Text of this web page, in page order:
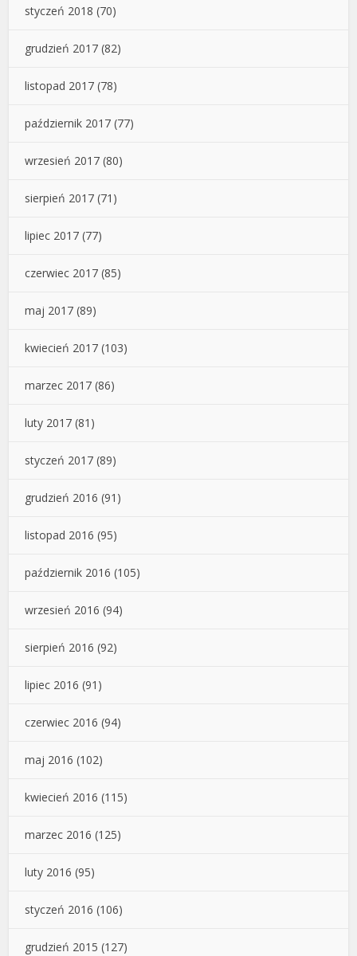
styczeń 2018 (70)
grudzień 2017 (82)
listopad 2017 (78)
październik 2017 (77)
wrzesień 2017 (80)
sierpień 2017 (71)
lipiec 2017 (77)
czerwiec 2017 (85)
maj 2017 (89)
kwiecień 2017 (103)
marzec 2017 (86)
luty 2017 (81)
styczeń 2017 (89)
grudzień 2016 (91)
listopad 2016 (95)
październik 2016 (105)
wrzesień 2016 (94)
sierpień 2016 (92)
lipiec 2016 (91)
czerwiec 2016 (94)
maj 2016 (102)
kwiecień 2016 (115)
marzec 2016 (125)
luty 2016 (95)
styczeń 2016 (106)
grudzień 2015 (127)